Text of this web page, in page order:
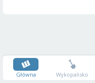
Główna Wykopalisko